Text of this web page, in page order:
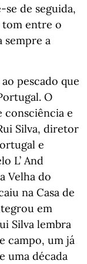
se de seguida,
tom entre o
sempre a
pescado que
O
consciência e
Silva, diretor
e
L’ And
Velha do
na Casa de
em
Silva lembra
campo, um já
uma década